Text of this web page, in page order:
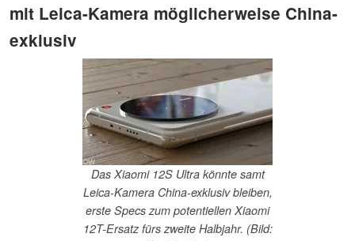
mit Leica-Kamera möglicherweise China-
exklusiv
Das Xiaomi 12S Ultra könnte samt
Leica-Kamera China-exklusiv bleiben,
erste Specs zum potentiellen Xiaomi
12T-Ersatz fürs zweite Halbjahr. (Bild: